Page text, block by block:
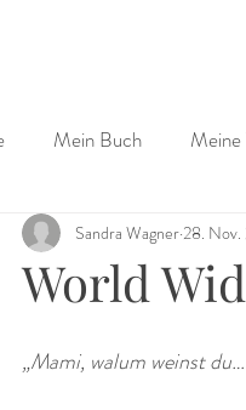
Mein Buch
World
Sandra Wagner 28. Nov.
„Mami, walum weinst